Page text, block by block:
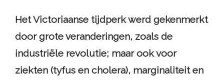
Het Victoriaanse tijdperk werd gekenmerkt
door grote veranderingen, zoals de
industriële revolutie; maar ook voor
ziekten (tyfus en cholera), marginaliteit en